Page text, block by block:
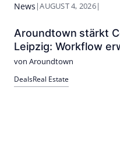
News |AUGUST 4, 2026|
Aroundtown stärkt
Leipzig: Workflow
von Aroundtown
DealsReal Estate